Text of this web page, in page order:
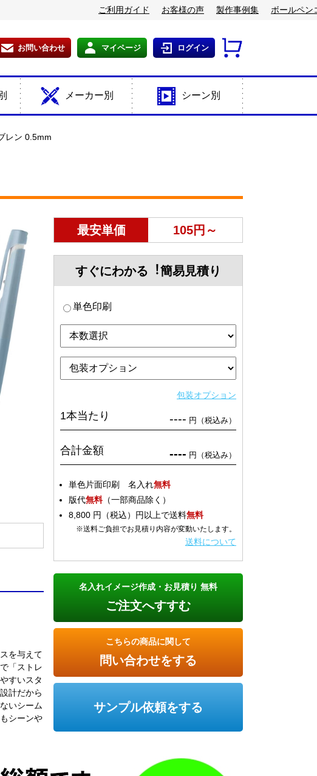
ご利用ガイド お客様の声 製作事例集 ボールペン
お問い合わせ マイページ ログイン
メーカー別 シーン別
レン 0.5mm
を与えて
「ストレ
すいスタ
計だから
いシーム
シーンや
最安単価 105円～
すぐにわかる︕簡易見積り
単色印刷
包装オプション
1本当たり ---- 円（税込み）
合計金額 ---- 円（税込み）
単色片面印刷 名入れ無料
版代無料（一部商品除く）
8,800 円（税込）円以上で送料無料
※送料ご負担でお見積り内容が変動いたします。
送料について
名入れイメージ作成・お見積り 無料
ご注文へすすむ
こちらの商品に関して
問い合わせをする
サンプル依頼をする